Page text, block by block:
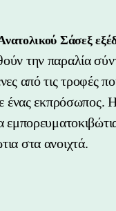
Σάσεξ
την παραλία
από τις τροφές
ένας
στα ανοιχτά.